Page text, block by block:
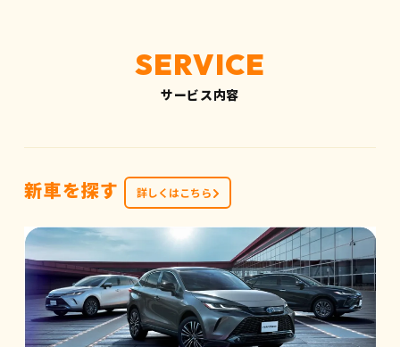
サービス内容
新車を探す 詳しくはこちら